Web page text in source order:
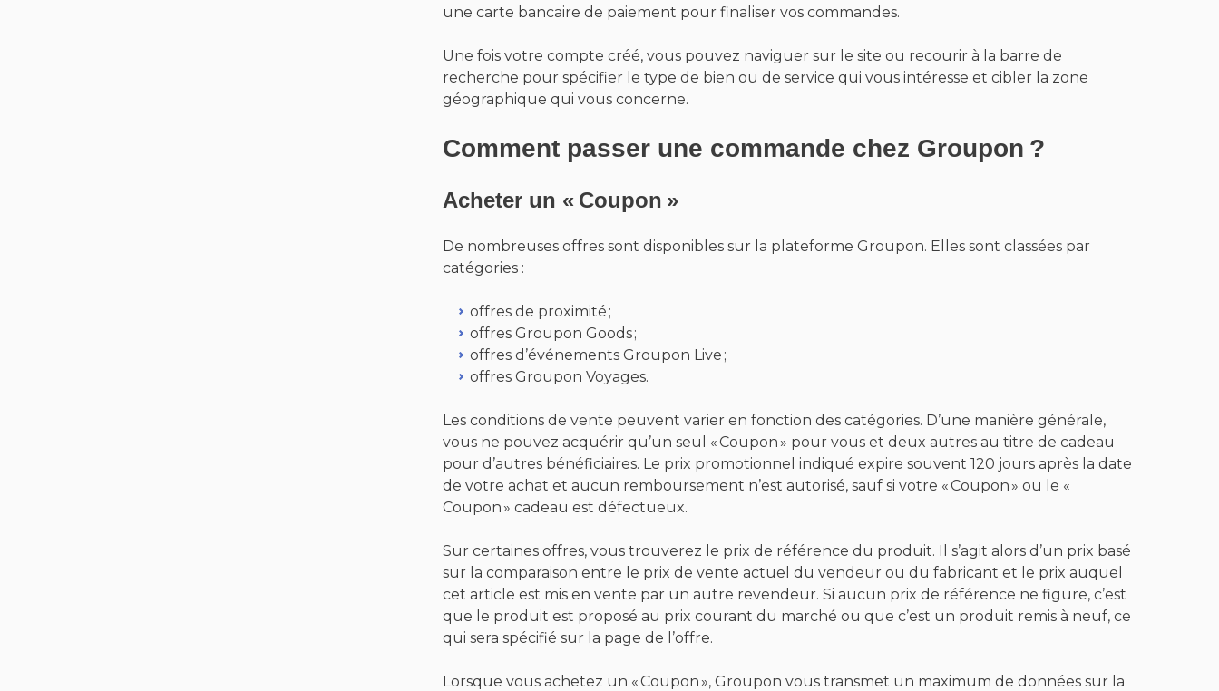
une carte bancaire de paiement pour finaliser vos commandes.
Une fois votre compte créé, vous pouvez naviguer sur le site ou recourir à la barre de
recherche pour spécifier le type de bien ou de service qui vous intéresse et cibler la zone
géographique qui vous concerne.
Comment passer une commande chez Groupon ?
Acheter un « Coupon »
De nombreuses offres sont disponibles sur la plateforme Groupon. Elles sont classées par
catégories :
offres de proximité ;
offres Groupon Goods ;
offres d’événements Groupon Live ;
offres Groupon Voyages.
Les conditions de vente peuvent varier en fonction des catégories. D’une manière générale,
vous ne pouvez acquérir qu’un seul « Coupon » pour vous et deux autres au titre de cadeau
pour d’autres bénéficiaires. Le prix promotionnel indiqué expire souvent 120 jours après la date
de votre achat et aucun remboursement n’est autorisé, sauf si votre « Coupon » ou le «
Coupon » cadeau est défectueux.
Sur certaines offres, vous trouverez le prix de référence du produit. Il s’agit alors d’un prix basé
sur la comparaison entre le prix de vente actuel du vendeur ou du fabricant et le prix auquel
cet article est mis en vente par un autre revendeur. Si aucun prix de référence ne figure, c’est
que le produit est proposé au prix courant du marché ou que c’est un produit remis à neuf, ce
qui sera spécifié sur la page de l’offre.
Lorsque vous achetez un « Coupon », Groupon vous transmet un maximum de données sur la